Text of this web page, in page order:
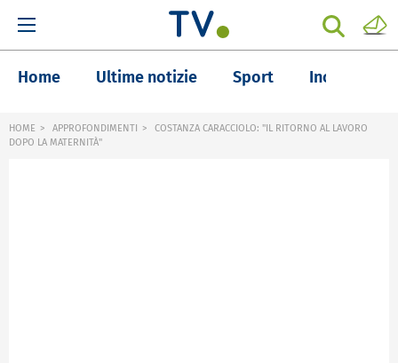
Home Ultime notizie Sport Inchieste
HOME APPROFONDIMENTI
COSTANZA CARACCIOLO: "IL RITORNO AL LAVORO
DOPO LA MATERNITÀ"